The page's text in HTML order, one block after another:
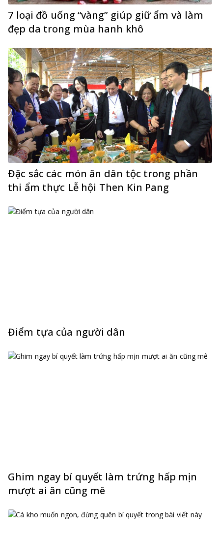
7 loại đồ uống “vàng” giúp giữ ẩm và làm
đẹp da trong mùa hanh khô
Đặc sắc các món ăn dân tộc trong phần
thi ẩm thực Lễ hội Then Kin Pang
Điểm tựa của người dân
Ghim ngay bí quyết làm trứng hấp mịn
mượt ai ăn cũng mê